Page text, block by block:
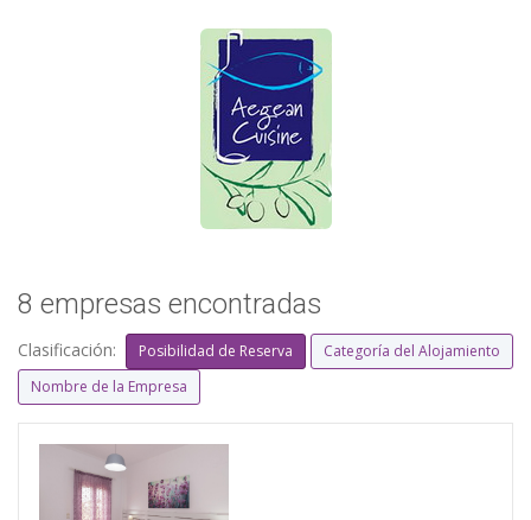
8 empresas encontradas
Clasificación: Posibilidad de Reserva
Categoría del Alojamiento
Nombre de la Empresa